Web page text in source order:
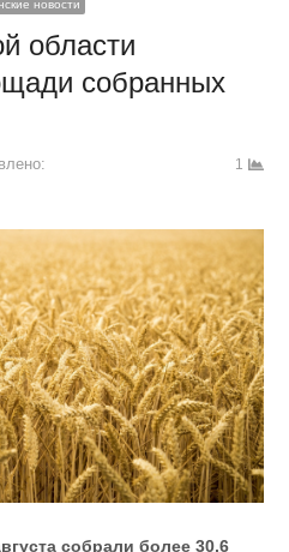
новости
области
собранных
1
собрали более 30,6